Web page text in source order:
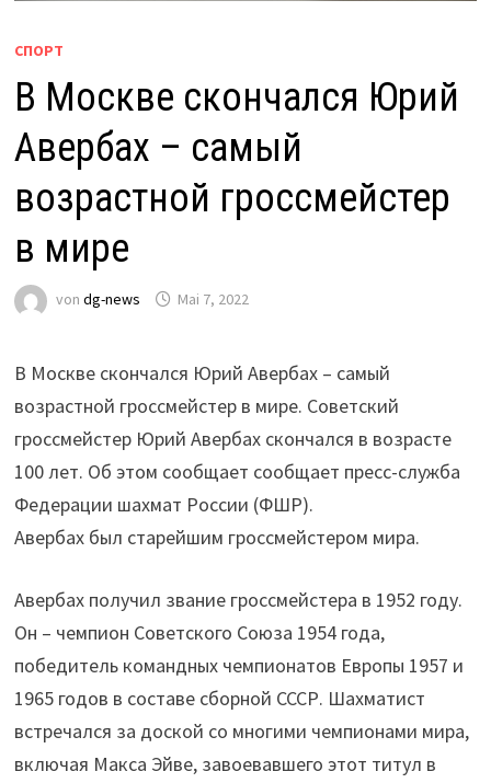
СПОРТ
В Москве скончался Юрий
Авербах – самый
возрастной гроссмейстер
в мире
von dg-news Mai 7, 2022
В Москве скончался Юрий Авербах – самый
возрастной гроссмейстер в мире. Советский
гроссмейстер Юрий Авербах скончался в возрасте
100 лет. Об этом сообщает сообщает пресс-служба
Федерации шахмат России (ФШР).
Авербах был старейшим гроссмейстером мира.
Авербах получил звание гроссмейстера в 1952 году.
Он – чемпион Советского Союза 1954 года,
победитель командных чемпионатов Европы 1957 и
1965 годов в составе сборной СССР. Шахматист
встречался за доской со многими чемпионами мира,
включая Макса Эйве, завоевавшего этот титул в